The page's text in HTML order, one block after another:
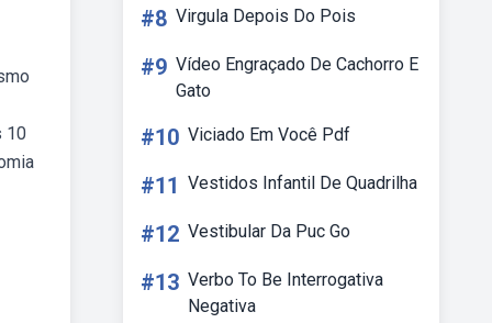
10
#8 Virgula Depois Do Pois
#9 Vídeo Engraçado De Cachorro E
Gato
#10 Viciado Em Você Pdf
#11 Vestidos Infantil De Quadrilha
#12 Vestibular Da Puc Go
#13 Verbo To Be Interrogativa
Negativa